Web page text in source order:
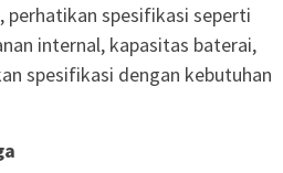
perhatikan spesifikasi seperti
internal, kapasitas baterai,
spesifikasi dengan kebutuhan